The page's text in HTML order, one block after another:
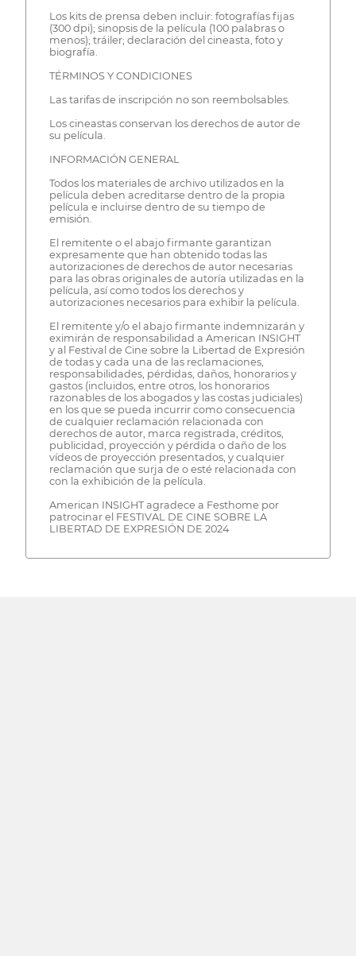
Los kits de prensa deben incluir: fotografías fijas
(300 dpi); sinopsis de la película (100 palabras o
menos); tráiler; declaración del cineasta, foto y
biografía.
TÉRMINOS Y CONDICIONES
Las tarifas de inscripción no son reembolsables.
Los cineastas conservan los derechos de autor de
su película.
INFORMACIÓN GENERAL
Todos los materiales de archivo utilizados en la
película deben acreditarse dentro de la propia
película e incluirse dentro de su tiempo de
emisión.
El remitente o el abajo firmante garantizan
expresamente que han obtenido todas las
autorizaciones de derechos de autor necesarias
para las obras originales de autoría utilizadas en la
película, así como todos los derechos y
autorizaciones necesarios para exhibir la película.
El remitente y/o el abajo firmante indemnizarán y
eximirán de responsabilidad a American INSIGHT
y al Festival de Cine sobre la Libertad de Expresión
de todas y cada una de las reclamaciones,
responsabilidades, pérdidas, daños, honorarios y
gastos (incluidos, entre otros, los honorarios
razonables de los abogados y las costas judiciales)
en los que se pueda incurrir como consecuencia
de cualquier reclamación relacionada con
derechos de autor, marca registrada, créditos,
publicidad, proyección y pérdida o daño de los
vídeos de proyección presentados, y cualquier
reclamación que surja de o esté relacionada con
con la exhibición de la película.
American INSIGHT agradece a Festhome por
patrocinar el FESTIVAL DE CINE SOBRE LA
LIBERTAD DE EXPRESIÓN DE 2024